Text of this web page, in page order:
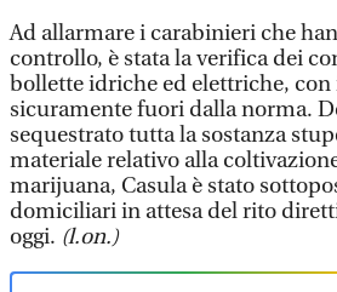
Ad allarmare i carabinieri che
controllo, è stata la verifica dei
bollette idriche ed elettriche,
sicuramente fuori dalla norma.
sequestrato tutta la sostanza
materiale relativo alla
marijuana, Casula è stato
domiciliari in attesa del rito
oggi. (l.on.)